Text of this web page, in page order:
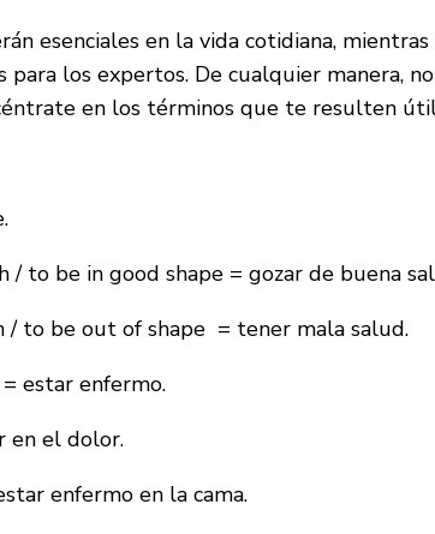
esenciales en la vida cotidiana,
para los expertos. De cualquier manera,
en los términos que te resulten
/ to be in good shape = gozar de buena
/ to be out of shape = tener mala salud.
estar enfermo.
en el dolor.
enfermo en la cama.